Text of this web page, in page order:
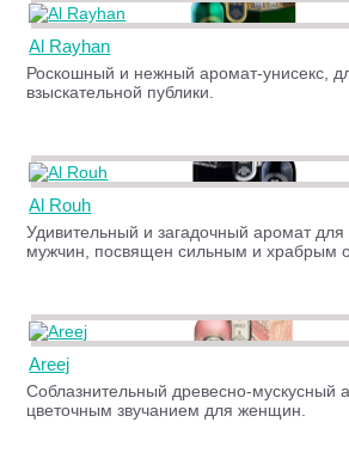
Al Rayhan
Роскошный и нежный аромат-унисекс,
взыскательной публики.
Al Rouh
Удивительный и загадочный аромат
мужчин, посвящен сильным и храбрым
Areej
Соблазнительный древесно-мускусный
цветочным звучанием для женщин.